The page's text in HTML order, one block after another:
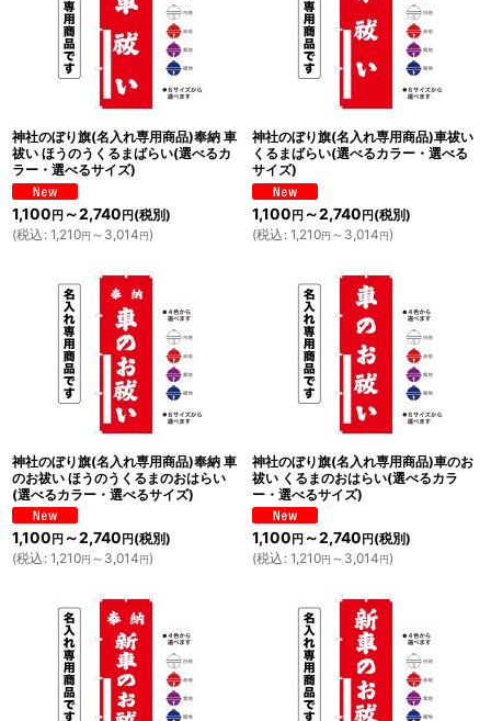
神社のぼり旗(名入れ専用商品)奉納 車
祓い ほうのうくるまばらい(選べるカ
ラー・選べるサイズ)
1,100 円 ～2,740 円 (税別)
(税込 : 1,210円 ～3,014円)
神社のぼり旗(名入れ専用商品)車祓い
くるまばらい(選べるカラー・選べる
サイズ)
1,100 円 ～2,740 円 (税別)
(税込 : 1,210円 ～3,014円)
神社のぼり旗(名入れ専用商品)奉納 車
のお祓い ほうのうくるまのおはらい
(選べるカラー・選べるサイズ)
1,100 円 ～2,740 円 (税別)
(税込 : 1,210円 ～3,014円)
神社のぼり旗(名入れ専用商品)車のお
祓い くるまのおはらい(選べるカラ
ー・選べるサイズ)
1,100 円 ～2,740 円 (税別)
(税込 : 1,210円 ～3,014円)